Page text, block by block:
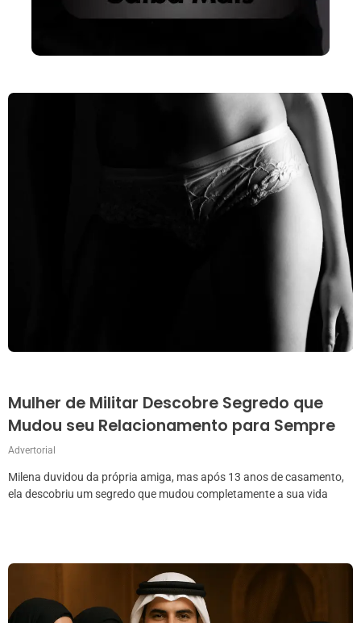
Mulher de Militar Descobre Segredo que
Mudou seu Relacionamento para Sempre
Advertorial
Milena duvidou da própria amiga, mas após 13 anos de casamento,
ela descobriu um segredo que mudou completamente a sua vida